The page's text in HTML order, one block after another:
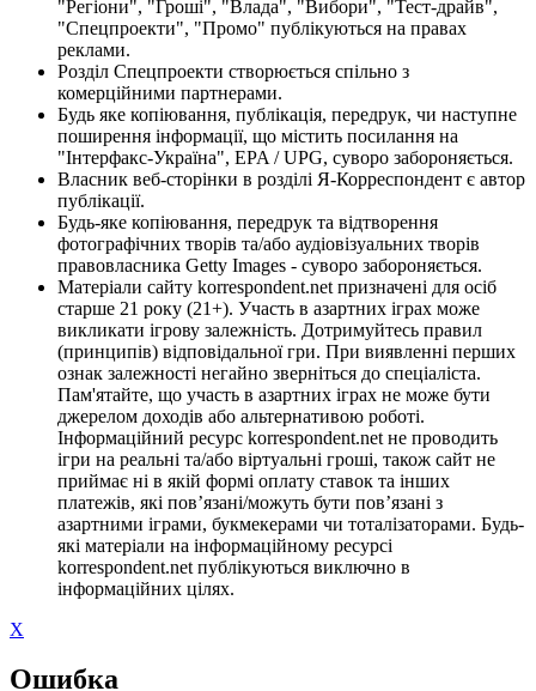
"Регіони", "Гроші", "Влада", "Вибори", "Тест-драйв",
"Спецпроекти", "Промо" публікуються на правах
реклами.
Розділ Спецпроекти створюється спільно з
комерційними партнерами.
Будь яке копіювання, публікація, передрук, чи наступне
поширення інформації, що містить посилання на
"Інтерфакс-Україна", EPA / UPG, суворо забороняється.
Власник веб-сторінки в розділі Я-Корреспондент є автор
публікації.
Будь-яке копіювання, передрук та відтворення
фотографічних творів та/або аудіовізуальних творів
правовласника Getty Images - суворо забороняється.
Матеріали сайту korrespondent.net призначені для осіб
старше 21 року (21+). Участь в азартних іграх може
викликати ігрову залежність. Дотримуйтесь правил
(принципів) відповідальної гри. При виявленні перших
ознак залежності негайно зверніться до спеціаліста.
Пам'ятайте, що участь в азартних іграх не може бути
джерелом доходів або альтернативою роботі.
Інформаційний ресурс korrespondent.net не проводить
ігри на реальні та/або віртуальні гроші, також сайт не
приймає ні в якій формі оплату ставок та інших
платежів, які пов’язані/можуть бути пов’язані з
азартними іграми, букмекерами чи тоталізаторами. Будь-
які матеріали на інформаційному ресурсі
korrespondent.net публікуються виключно в
інформаційних цілях.
X
Ошибка